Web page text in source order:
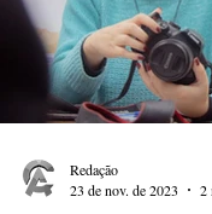
Redação
23 de nov. de 2023
2